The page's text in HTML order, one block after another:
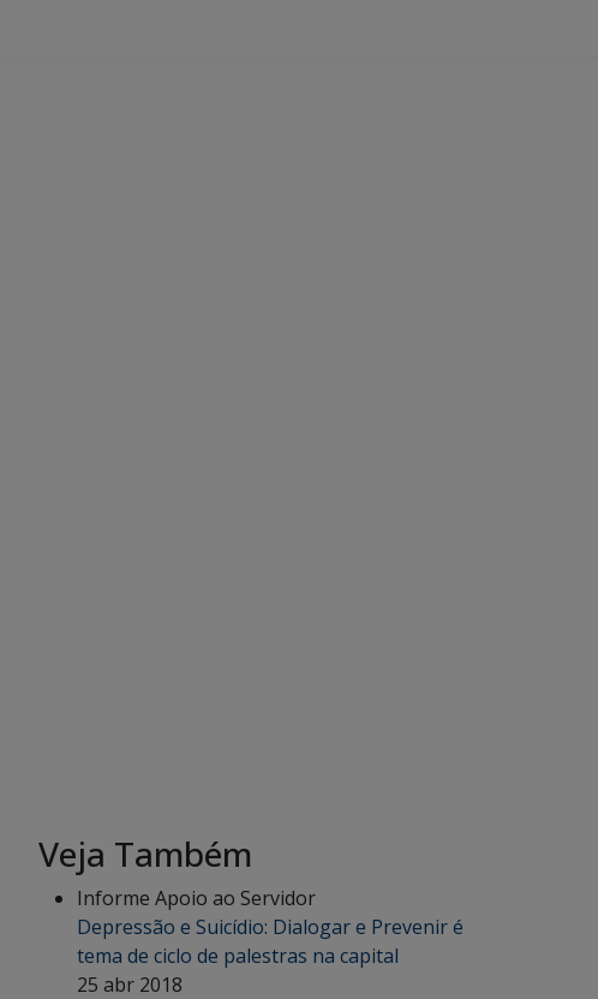
Veja Também
Informe Apoio ao Servidor
Depressão e Suicídio: Dialogar e Prevenir é
tema de ciclo de palestras na capital
25 abr 2018